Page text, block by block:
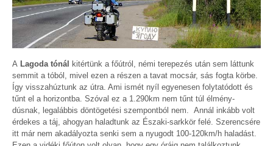
A Lagoda tónál
kitértünk a főútról, némi terepezés után sem láttunk
semmit a tóból, mivel ezen a részen a tavat mocsár, sás fogta körbe.
Így visszahúztunk az útra. Ami ismét nyíl egyenesen folytatódott és
tűnt el a horizontba. Szóval ez a 1.290km nem tűnt túl élmény-
dúsnak, legalábbis döntögetési szempontból nem. Annál inkább volt
érdekes a táj, ahogyan haladtunk az Északi-sarkkör felé. Szerencsére
itt már nem akadályozta senki sem a nyugodt 100-120km/h haladást.